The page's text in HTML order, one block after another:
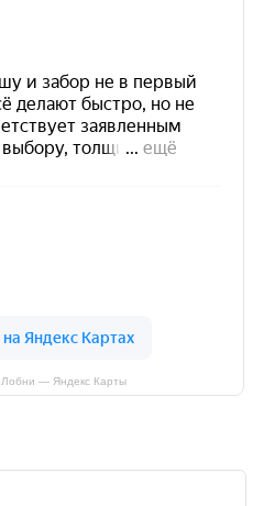
Лобни — Яндекс Карты